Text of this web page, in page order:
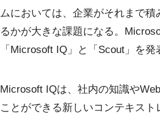
ムにおいては、企業がそれまで
るかが大きな課題になる。
「Microsoft IQ」と「Scout」を発
Microsoft IQは、社内の知識や
ことができる新しいコンテキス